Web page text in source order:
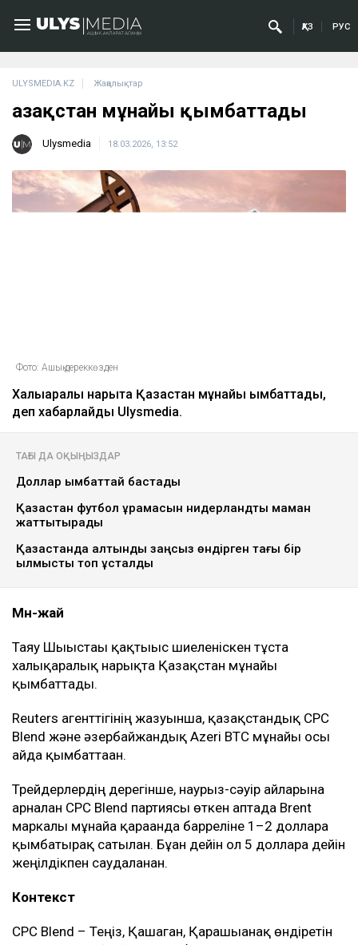
ҚАЗ РУС
ULYSMEDIA.KZ Жаңалықтар
Қазақстан мұнайы қымбаттады
Ulysmedia 18.03.2026, 13:52
Фото: Ашық дереккөзден
Халықаралық нарықта Қазақстан мұнайы қымбаттады,
деп хабарлайды Ulysmedia.
ТАҒЫ ДА ОҚЫҢЫЗДАР
Доллар қымбаттай бастады
Қазақстан футбол құрамасын нидерландтық маман
жаттықтырады
Қазақстанда алтынды заңсыз өндірген тағы бір
қылмыстық топ ұсталды
Мән-жай
Таяу Шығыстағы қақтығыс шиеленіскен тұста
халықаралық нарықта Қазақстан мұнайы
қымбаттады.
Reuters агенттігінің жазуынша, қазақстандық CPC
Blend және әзербайжандық Azeri BTC мұнайы осы
айда қымбаттаған.
Трейдерлердің дерегінше, наурыз-сәуір айларына
арналған CPC Blend партиясы өткен аптада Brent
маркалы мұнайға қарағанда барреліне 1–2 долларға
қымбатырақ сатылған. Бұған дейін ол 5 долларға дейін
жеңілдікпен саудаланған.
Контекст
CPC Blend – Теңіз, Қашаган, Қарашығанақ өндіретін